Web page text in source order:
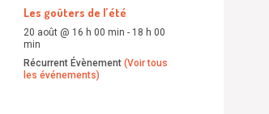
Les goûters de l’été
20 août @ 16 h 00 min - 18 h 00
min
Récurrent Évènement (Voir tous
les événements)